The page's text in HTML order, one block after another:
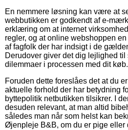
En nemmere løsning kan være at
webbutikken er godkendt af e-
erklæring om at internet
regler, og at online webshoppen
af fagfolk der har indsigt i de
Derudover giver det dig lejlighed
dilemmaer i processen med dit køb.
Foruden dette foreslåes det at du
aktuelle forhold der har betydning
byttepolitik netbutikken tilsikrer. I
desuden relevant, at man altid
således man når som helst kan
Øjenpleje B&B, om du er pige eller